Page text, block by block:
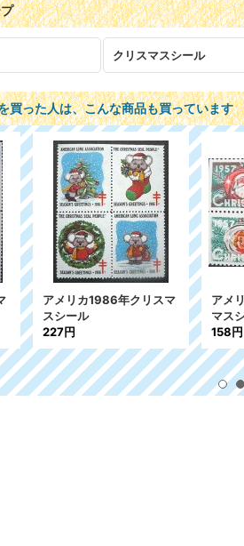
クリスマスシール
買った人は、こんな商品も買っています
年 クリス
アメリカ クリスマスシー